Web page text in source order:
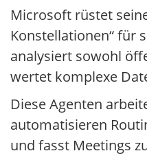
Microsoft rüstet
Konstellationen“ für
analysiert sowohl
wertet komplexe
Diese Agenten
automatisieren
und fasst Meetings